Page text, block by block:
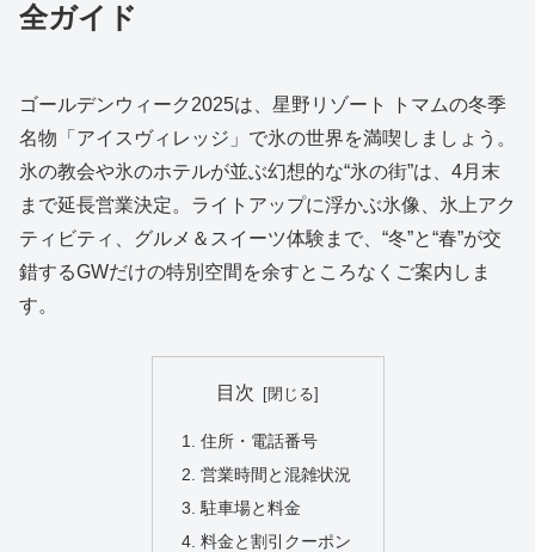
全ガイド
ゴールデンウィーク2025は、星野リゾート トマムの冬季
名物「アイスヴィレッジ」で氷の世界を満喫しましょう。
氷の教会や氷のホテルが並ぶ幻想的な“氷の街”は、4月末
まで延長営業決定。ライトアップに浮かぶ氷像、氷上アク
ティビティ、グルメ＆スイーツ体験まで、“冬”と“春”が交
錯するGWだけの特別空間を余すところなくご案内しま
す。
目次
住所・電話番号
営業時間と混雑状況
駐車場と料金
料金と割引クーポン